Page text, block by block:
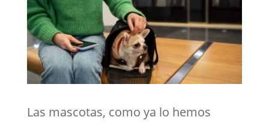
Las mascotas, como ya lo hemos